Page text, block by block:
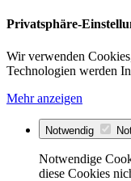
Privatsphäre-
Wir verwenden
Technologien werden
Mehr anzeigen
Notwendig
Notwendige
diese Cookies